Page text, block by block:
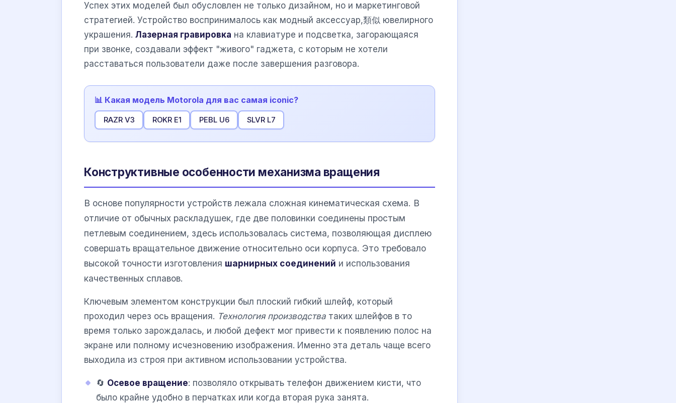
Успех этих моделей был обусловлен не только дизайном, но и маркетинговой
стратегией. Устройство воспринималось как модный аксессуар,類似 ювелирного
украшения. Лазерная гравировка на клавиатуре и подсветка, загорающаяся
при звонке, создавали эффект "живого" гаджета, с которым не хотели
расставаться пользователи даже после завершения разговора.
📊 Какая модель Motorola для вас самая iconic?
RAZR V3 ROKR E1 PEBL U6 SLVR L7
Конструктивные особенности механизма вращения
В основе популярности устройств лежала сложная кинематическая схема. В
отличие от обычных раскладушек, где две половинки соединены простым
петлевым соединением, здесь использовалась система, позволяющая дисплею
совершать вращательное движение относительно оси корпуса. Это требовало
высокой точности изготовления шарнирных соединений и использования
качественных сплавов.
Ключевым элементом конструкции был плоский гибкий шлейф, который
проходил через ось вращения. Технология производства таких шлейфов в то
время только зарождалась, и любой дефект мог привести к появлению полос на
экране или полному исчезновению изображения. Именно эта деталь чаще всего
выходила из строя при активном использовании устройства.
🔄 Осевое вращение: позволяло открывать телефон движением кисти, что
было крайне удобно в перчатках или когда вторая рука занята.